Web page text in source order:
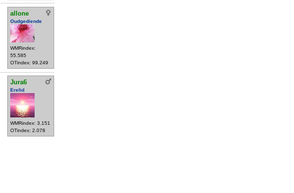
allone
Oudgediende
WMRindex:
55.585
OTindex: 99.249
Jura6
Erelid
WMRindex: 3.151
OTindex: 2.078